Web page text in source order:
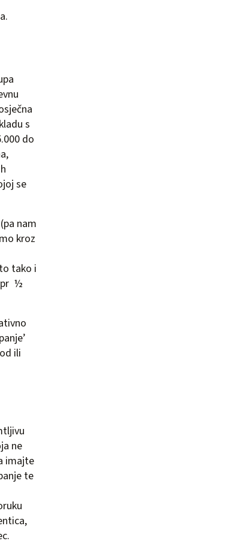
s
do
se
nam
kroz
tako i
½
ili
ne
imajte
te